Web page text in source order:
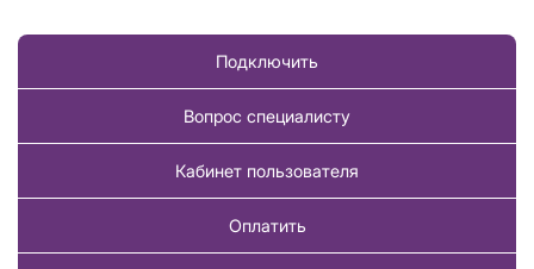
Подключить
Вопрос специалисту
Кабинет пользователя
Оплатить